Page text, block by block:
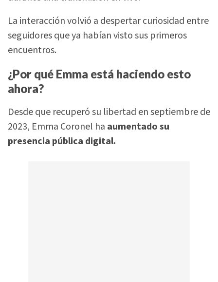
La interacción volvió a despertar curiosidad entre
seguidores que ya habían visto sus primeros
encuentros.
¿Por qué Emma está haciendo esto
ahora?
Desde que recuperó su libertad en septiembre de
2023, Emma Coronel ha aumentado su
presencia pública digital.